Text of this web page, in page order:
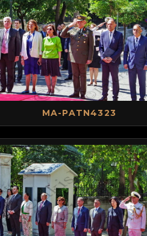
MA-PATN4323